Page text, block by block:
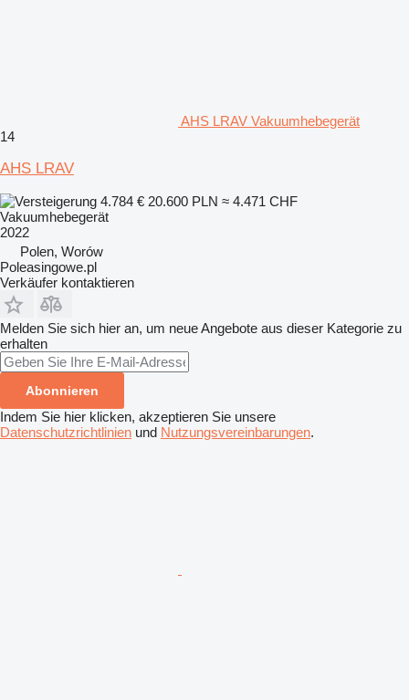
AHS LRAV Vakuumhebegerät
14
AHS LRAV
4.784 € 20.600 PLN ≈ 4.471 CHF
Vakuumhebegerät
2022
Polen, Worów
Poleasingowe.pl
Verkäufer kontaktieren
Melden Sie sich hier an, um neue Angebote aus dieser Kategorie zu
erhalten
Abonnieren
Indem Sie hier klicken, akzeptieren Sie unsere
Datenschutzrichtlinien und Nutzungsvereinbarungen.